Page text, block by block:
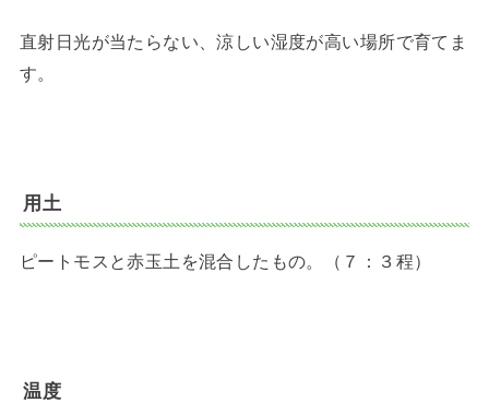
直射日光が当たらない、涼しい湿度が高い場所で育てま
す。
用土
ピートモスと赤玉土を混合したもの。（７：３程）
温度